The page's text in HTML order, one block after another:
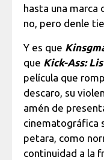
hasta una
no, pero denle
Y es que
que Kick-Ass:
película que
descaro, su
amén de
cinematográfica
petara, como
continuidad a la